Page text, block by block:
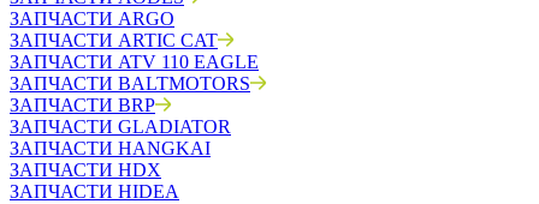
ЗАПЧАСТИ ARGO
ЗАПЧАСТИ ARTIC CAT
ЗАПЧАСТИ ATV 110 EAGLE
ЗАПЧАСТИ BALTMOTORS
ЗАПЧАСТИ BRP
ЗАПЧАСТИ GLADIATOR
ЗАПЧАСТИ HANGKAI
ЗАПЧАСТИ HDX
ЗАПЧАСТИ HIDEA